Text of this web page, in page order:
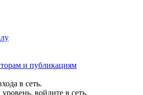
и публикациям
в сеть.
войдите в сеть.